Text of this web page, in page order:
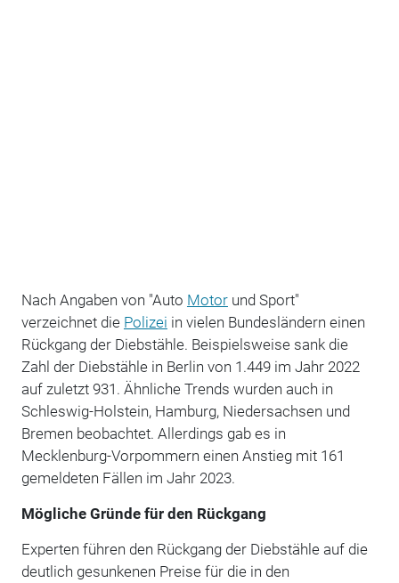
Nach Angaben von "Auto Motorund Sport"
verzeichnet die Polizei in vielen Bundesländern einen
Rückgang der Diebstähle. Beispielsweise sank die
Zahl der Diebstähle in Berlin von 1.449 im Jahr 2022
auf zuletzt 931. Ähnliche Trends wurden auch in
Schleswig-Holstein, Hamburg, Niedersachsen und
Bremen beobachtet. Allerdings gab es in
Mecklenburg-Vorpommern einen Anstieg mit 161
gemeldeten Fällen im Jahr 2023.
Mögliche Gründe für den Rückgang
Experten führen den Rückgang der Diebstähle auf die
deutlich gesunkenen Preise für die in den